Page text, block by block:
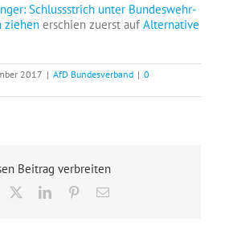
Schlussstrich unter Bundeswehr-
ziehen erschien zuerst auf Alternative
2017 | AfD Bundesverband | 0
Beitrag verbreiten
Facebook LinkedInPinterest
E-